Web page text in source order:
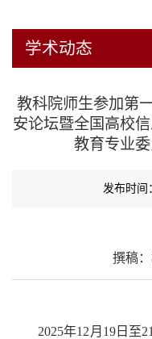
学术动态
教科院师生参加第
安论坛暨全国高校
教育专业
发布时间
撰稿：
2025年12月19日至